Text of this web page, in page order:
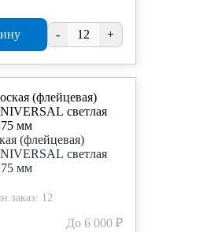
- +
(флейцевая)
светлая
мм
12
До 6 000 ₽